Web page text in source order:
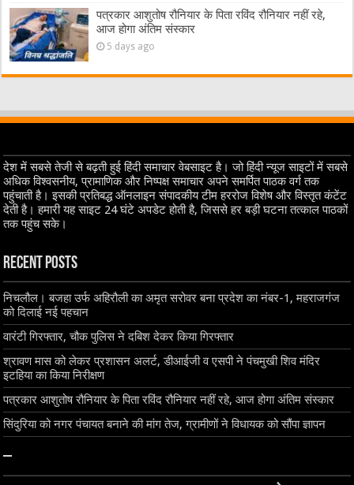
पत्रकार आशुतोष रौनियार के पिता रविंद रौनियार नहीं रहे,
आज होगा अंतिम संस्कार
5 days ago
देश में सबसे तेजी से बढ़ती हुई हिंदी समाचार वेबसाइट है। जो हिंदी न्यूज साइटों में सबसे
अधिक विश्वसनीय, प्रामाणिक और निष्पक्ष समाचार अपने समर्पित पाठक वर्ग तक
पहुंचाती है। इसकी प्रतिबद्ध ऑनलाइन संपादकीय टीम हररोज विशेष और विस्तृत कंटेंट
देती है। हमारी यह साइट 24 घंटे अपडेट होती है, जिससे हर बड़ी घटना तत्काल पाठकों
तक पहुंच सके।
Recent Posts
निचलौल। बजहा उर्फ अहिरौली का अमृत सरोवर बना प्रदेश का नंबर-1, महराजगंज
को दिलाई नई पहचान
वारंटी गिरफ्तार, चौक पुलिस ने दबिश देकर किया गिरफ्तार
श्रावण मास को लेकर प्रशासन अलर्ट, डीआईजी व एसपी ने पंचमुखी शिव मंदिर
इटहिया का किया निरीक्षण
पत्रकार आशुतोष रौनियार के पिता रविंद रौनियार नहीं रहे, आज होगा अंतिम संस्कार
सिंदुरिया को नगर पंचायत बनाने की मांग तेज, ग्रामीणों ने विधायक को सौंपा ज्ञापन
–